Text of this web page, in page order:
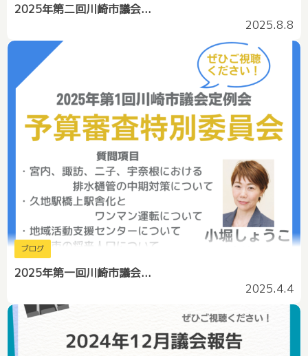
2025年第二回川崎市議会...
2025.8.8
ブログ
2025年第一回川崎市議会...
2025.4.4